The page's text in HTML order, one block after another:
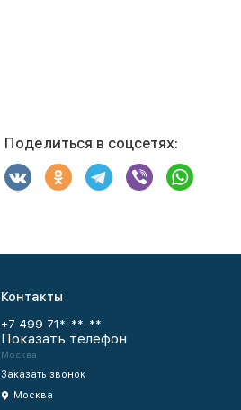
Поделиться в соцсетях:
Контакты
+7 499 71*-**-**
Показать телефон
Москва
Заказать звонок
Москва